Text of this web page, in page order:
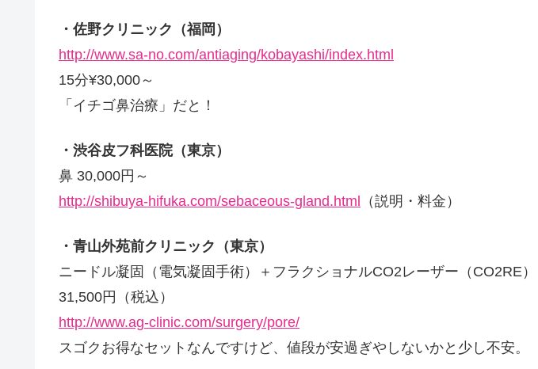
・佐野クリニック（福岡）
http://www.sa-no.com/antiaging/kobayashi/index.html
15分¥30,000～
「イチゴ鼻治療」だと！
・渋谷皮フ科医院（東京）
鼻 30,000円～
http://shibuya-hifuka.com/sebaceous-gland.html （説明・料金）
・青山外苑前クリニック（東京）
ニードル凝固（電気凝固手術）＋フラクショナルCO2レーザー（CO2RE）
31,500円（税込）
http://www.ag-clinic.com/surgery/pore/
スゴクお得なセットなんですけど、値段が安過ぎやしないかと少し不安。